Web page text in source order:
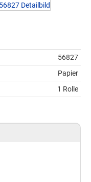
56827
Papier
1 Rolle